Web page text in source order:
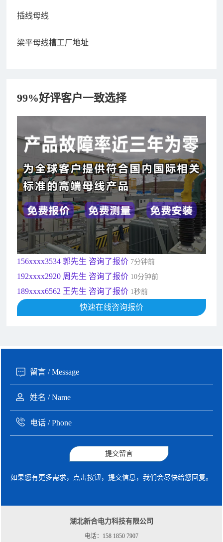
插线母线
梁平母线槽工厂地址
99%好评客户一致选择
182xxxx4350 秦女士 咨询了报价 7分钟前
156xxxx3534 郭先生 咨询了报价 7分钟前
192xxxx2920 周先生 咨询了报价10分钟前
189xxxx6562 王先生 咨询了报价1秒前
190xxxx3508 徐女士 咨询了报价5秒前
135xxxx6654 张先生 咨询了报价1分钟前
181xxxx7531 苟先生 咨询了报价
182xxxx4350 秦女士 咨询了报价7分钟前
156xxxx3534 郭先生 咨询了报价 7分钟前
192xxxx2920 周先生 咨询了报价 10分钟前
189xxxx6562 王先生 咨询了报价 1秒前
190xxxx3508 徐女士 咨询了报价5秒前
快速在线咨询报价
提交留言
如果您有更多需求，点击按钮，提交信息，我们会尽快给您回复。
湖北新合电力科技有限公司
电话：158 1850 7907